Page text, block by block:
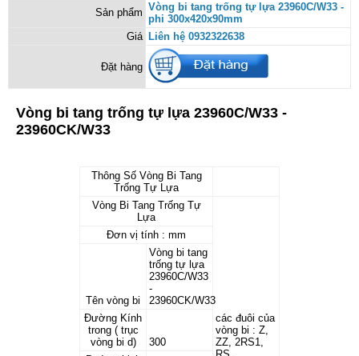
Sản phẩm Vòng bi tang trống tự lựa 23960C/W33 -
phi 300x420x90mm
Giá Liên hệ 0932322638
Đặt hàng
Vòng bi tang trống tự lựa 23960C/W33 -
23960CK/W33
Thông Số Vòng Bi Tang
Trống Tự Lựa
Vòng Bi Tang Trống Tự
Lựa
các đuôi của
vòng bi : Z,
ZZ, 2RS1,
Đơn vị tính : mm
Tên vòng bi
Vòng bi tang
trống tự lựa
23960C/W33
-
23960CK/W33
Đường Kính
trong ( trục
vòng bi d)
300